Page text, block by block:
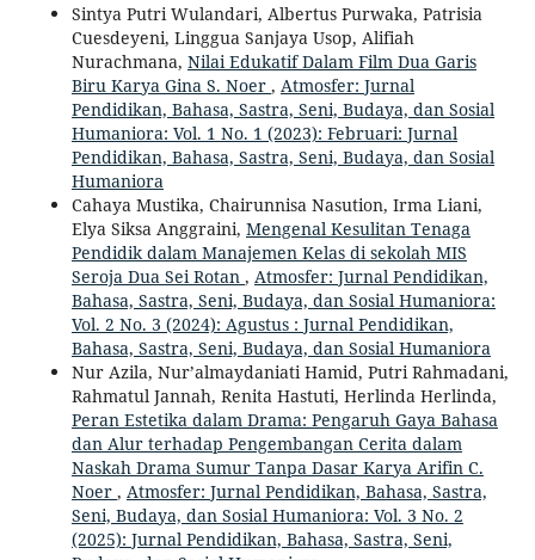
Sintya Putri Wulandari, Albertus Purwaka, Patrisia
Cuesdeyeni, Linggua Sanjaya Usop, Alifiah
Nurachmana, Nilai Edukatif Dalam Film Dua Garis
Biru Karya Gina S. Noer , Atmosfer: Jurnal
Pendidikan, Bahasa, Sastra, Seni, Budaya, dan Sosial
Humaniora: Vol. 1 No. 1 (2023): Februari: Jurnal
Pendidikan, Bahasa, Sastra, Seni, Budaya, dan Sosial
Humaniora
Cahaya Mustika, Chairunnisa Nasution, Irma Liani,
Elya Siksa Anggraini, Mengenal Kesulitan Tenaga
Pendidik dalam Manajemen Kelas di sekolah MIS
Seroja Dua Sei Rotan , Atmosfer: Jurnal Pendidikan,
Bahasa, Sastra, Seni, Budaya, dan Sosial Humaniora:
Vol. 2 No. 3 (2024): Agustus : Jurnal Pendidikan,
Bahasa, Sastra, Seni, Budaya, dan Sosial Humaniora
Nur Azila, Nur’almaydaniati Hamid, Putri Rahmadani,
Rahmatul Jannah, Renita Hastuti, Herlinda Herlinda,
Peran Estetika dalam Drama: Pengaruh Gaya Bahasa
dan Alur terhadap Pengembangan Cerita dalam
Naskah Drama Sumur Tanpa Dasar Karya Arifin C.
Noer , Atmosfer: Jurnal Pendidikan, Bahasa, Sastra,
Seni, Budaya, dan Sosial Humaniora: Vol. 3 No. 2
(2025): Jurnal Pendidikan, Bahasa, Sastra, Seni,